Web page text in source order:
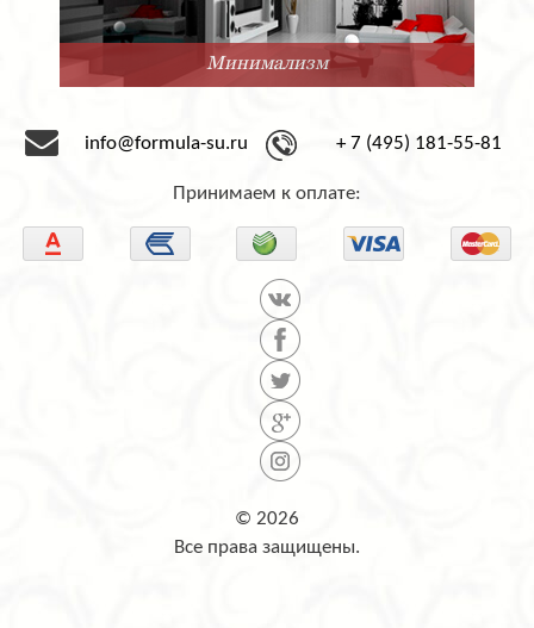
Минимализм
info@formula-su.ru + 7 (495) 181-55-81
Принимаем к оплате:
© 2026
Все права защищены.